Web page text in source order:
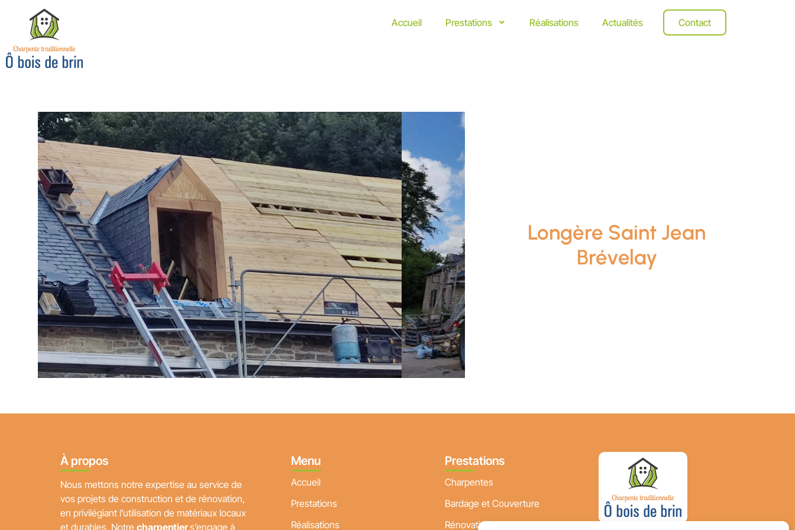
Accueil Prestations Réalisations Actualités Contact
Longère Saint Jean
Brévelay
À propos
Nous mettons notre expertise au service de
vos projets de construction et de rénovation,
en privilégiant l’utilisation de matériaux locaux
et durables. Notre charpentiers’engage à
Menu
Accueil
Prestations
Réalisations
Prestations
Charpentes
Bardage et Couverture
Rénovation planchers